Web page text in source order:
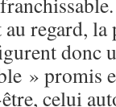
regard,
donc
» promis
celui